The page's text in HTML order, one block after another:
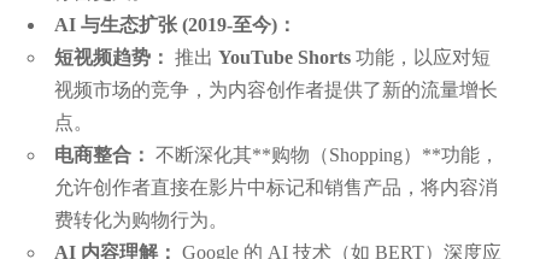
AI 与生态扩张 (2019-至今)：
短视频趋势： 推出 YouTube Shorts功能，以应对短
视频市场的竞争，为内容创作者提供了新的流量增长
点。
电商整合： 不断深化其**购物（Shopping）**功能，
允许创作者直接在影片中标记和销售产品，将内容消
费转化为购物行为。
AI 内容理解： Google 的 AI 技术（如 BERT）深度应